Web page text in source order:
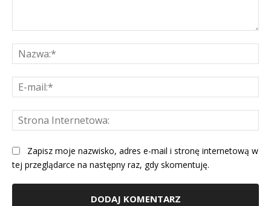
Zapisz moje nazwisko, adres e-mail i stronę internetową w
tej przeglądarce na następny raz, gdy skomentuję.